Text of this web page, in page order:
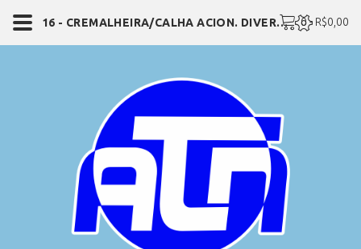
0 - R$0,00
16 - CREMALHEIRA/CALHA ACION. DIVERSOS